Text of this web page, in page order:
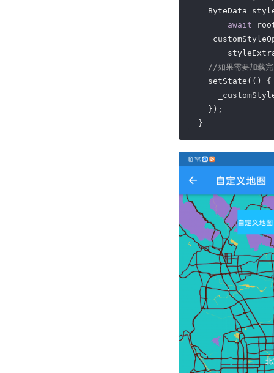
ByteData
await
//如果需要加载
    setState(() {
    });
  }